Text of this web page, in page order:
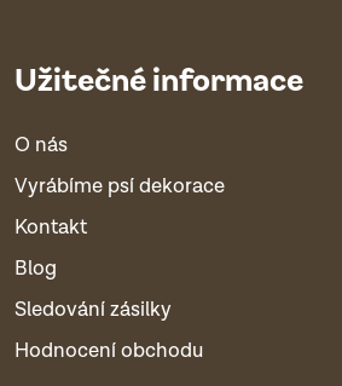
Užitečné informace
O nás
Vyrábíme psí dekorace
Kontakt
Blog
Sledování zásilky
Hodnocení obchodu